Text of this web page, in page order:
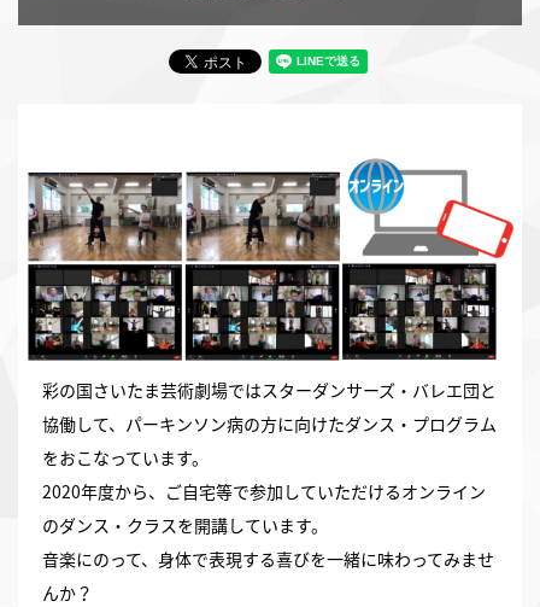
彩の国さいたま芸術劇場ではスターダンサーズ・バレエ団と
協働して、パーキンソン病の方に向けたダンス・プログラム
をおこなっています。
2020年度から、ご自宅等で参加していただけるオンライン
のダンス・クラスを開講しています。
音楽にのって、身体で表現する喜びを一緒に味わってみませ
んか？